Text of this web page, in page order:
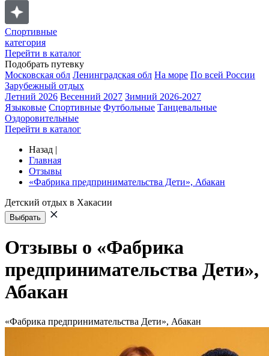
Спортивные
категория
Перейти в каталог
Подобрать путевку
Московская обл Ленинградская обл На море По всей России
Зарубежный отдых
Летний 2026 Весенний 2027 Зимний 2026-2027
Языковые Спортивные Футбольные Танцевальные
Оздоровительные
Перейти в каталог
Назад |
Главная
Отзывы
«Фабрика предпринимательства Дети», Абакан
Детский отдых в Хакасии
Выбрать
Отзывы о «Фабрика
предпринимательства Дети»,
Абакан
«Фабрика предпринимательства Дети», Абакан